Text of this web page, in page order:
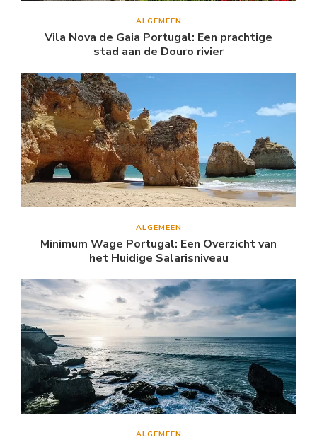
ALGEMEEN
Vila Nova de Gaia Portugal: Een prachtige
stad aan de Douro rivier
ALGEMEEN
Minimum Wage Portugal: Een Overzicht van
het Huidige Salarisniveau
ALGEMEEN